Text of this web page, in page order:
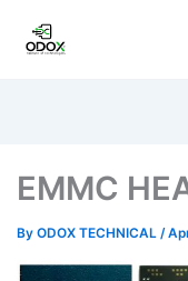
Courses
Verify
EMMC
By ODOX TECHNICAL /